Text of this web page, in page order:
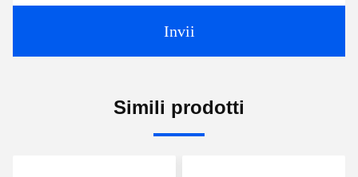
Invii
Simili prodotti